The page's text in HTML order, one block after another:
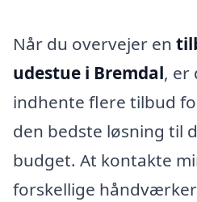
Når du overvejer en
udestue i Bremdal, er
indhente flere tilbud
den bedste løsning til
budget. At kontakte
forskellige